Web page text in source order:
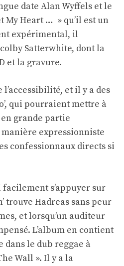
date Alan Wyffels et le
My Heart … » qu’il est un
expérimental, il
Satterwhite, dont la
et la gravure.
et il y a des
qui pourraient mettre à
en grande partie
manière expressionniste
confessionnaux directs si
facilement s’appuyer sur
trouve Hadreas sans peur
et lorsqu’un auditeur
L’album en contient
le dub reggae à
Wall ». Il y a la